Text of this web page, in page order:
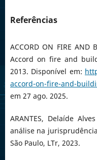
Referências
ACCORD ON FIRE AND
Accord on fire and
2013. Disponível em:
accord-on-fire-and-
em 27 ago. 2025.
ARANTES, Delaíde
análise na
São Paulo, LTr, 2023.